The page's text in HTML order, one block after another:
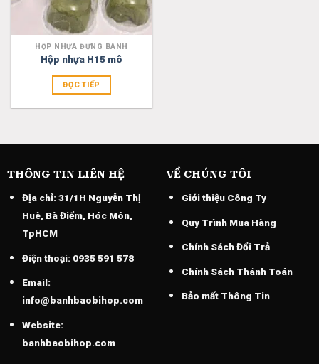
HỘP NHỰA ĐỰNG BÁNH
Hộp nhựa H15 mô
ĐỌC TIẾP
THÔNG TIN LIÊN HỆ
Địa chỉ:31/1H Nguyễn Thị
Huê, Bà Điểm, Hóc Môn,
TpHCM
Điện thoại:0935 591 578
Email:
info@banhbaobihop.com
Website:
banhbaobihop.com
VỀ CHÚNG TÔI
Giới thiệu Công Ty
Quy Trình Mua Hàng
Chính Sách Đổi Trả
Chính Sách Thánh Toán
Bảo mất Thông Tin